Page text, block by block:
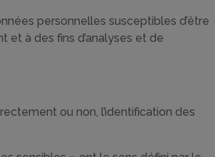
personnelles susceptibles d’être
à des fins d’analyses et de
ou non, l’identification des